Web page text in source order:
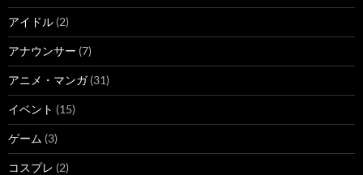
アイドル (2)
アナウンサー (7)
アニメ・マンガ(31)
イベント (15)
ゲーム (3)
コスプレ (2)